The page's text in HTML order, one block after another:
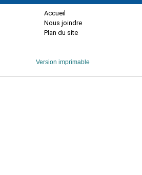
Accueil
Nous joindre
Plan du site
Version imprimable